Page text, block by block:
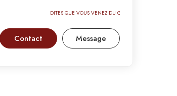
DITES QUE VOUS VENEZ DU GASTRONOMIC-
CIRCUS
Contact Message